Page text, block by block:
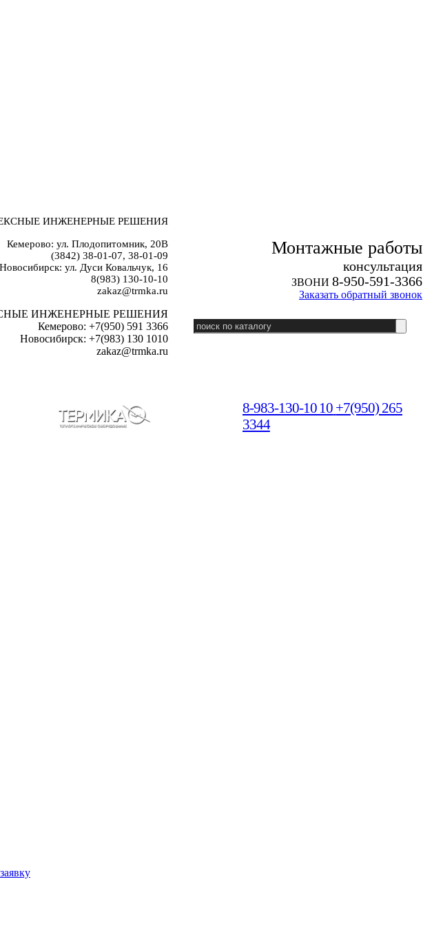
ИНЖЕНЕРНЫЕ РЕШЕНИЯ
Кемерово: ул. Плодопитомник, 20В
(3842) 38-01-07, 38-01-09
Новосибирск: ул. Дуси Ковальчук, 16
8(983) 130-10-10
zakaz@trmka.ru
ИНЖЕНЕРНЫЕ РЕШЕНИЯ
Кемерово: +7(950) 591 3366
Новосибирск: +7(983) 130 1010
zakaz@trmka.ru
Монтажные работы
консультация
ЗВОНИ 8-950-591-3366
Заказать обратный звонок
8-983-130-10 10 +7(950) 265
3344